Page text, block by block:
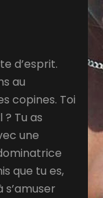
d’esprit.
au
copines. Toi
Tu as
une
que tu es,